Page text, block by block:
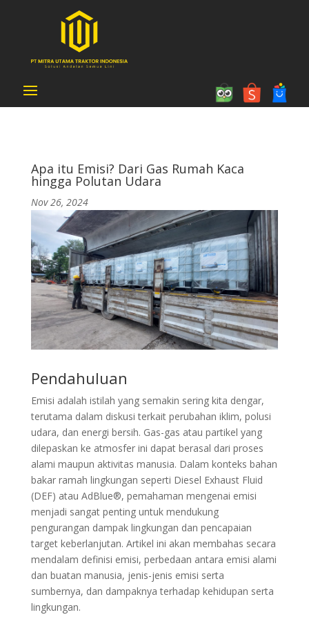
Apa itu Emisi? Dari Gas Rumah Kaca
hingga Polutan Udara
Nov 26, 2024
Pendahuluan
Emisi adalah istilah yang semakin sering kita dengar,
terutama dalam diskusi terkait perubahan iklim, polusi
udara, dan energi bersih. Gas-gas atau partikel yang
dilepaskan ke atmosfer ini dapat berasal dari proses
alami maupun aktivitas manusia. Dalam konteks bahan
bakar ramah lingkungan seperti Diesel Exhaust Fluid
(DEF) atau AdBlue®, pemahaman mengenai emisi
menjadi sangat penting untuk mendukung
pengurangan dampak lingkungan dan pencapaian
target keberlanjutan. Artikel ini akan membahas secara
mendalam definisi emisi, perbedaan antara emisi alami
dan buatan manusia, jenis-jenis emisi serta
sumbernya, dan dampaknya terhadap kehidupan serta
lingkungan.